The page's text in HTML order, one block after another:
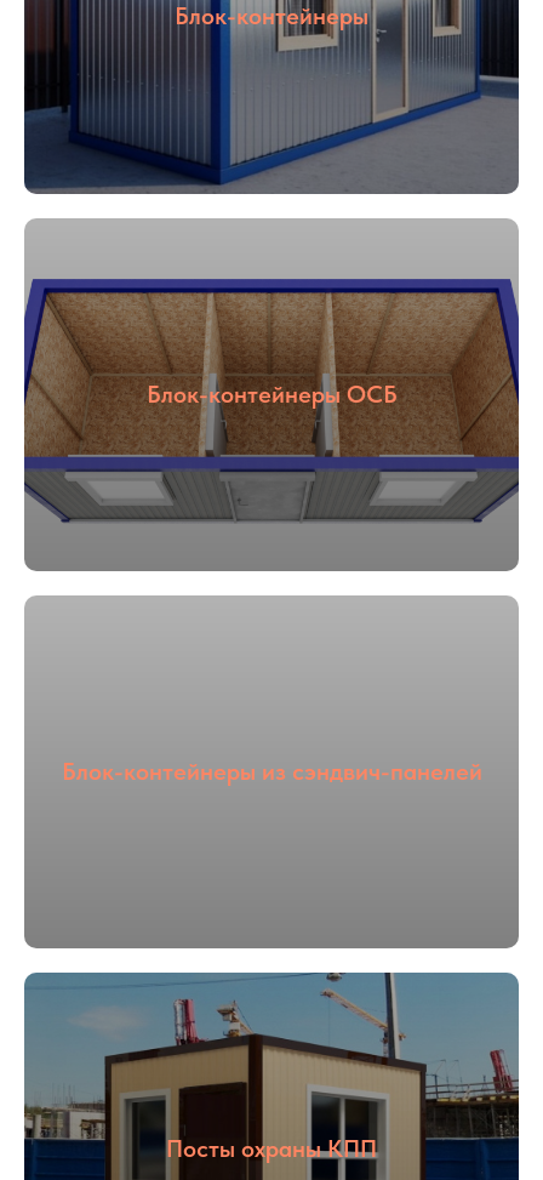
Блок-контейнеры
Блок-контейнеры ОСБ
Блок-контейнеры из сэндвич-панелей
Посты охраны КПП